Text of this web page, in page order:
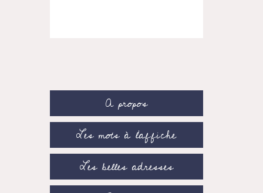
A propos
Les mots à l’affiche
Les belles adresses